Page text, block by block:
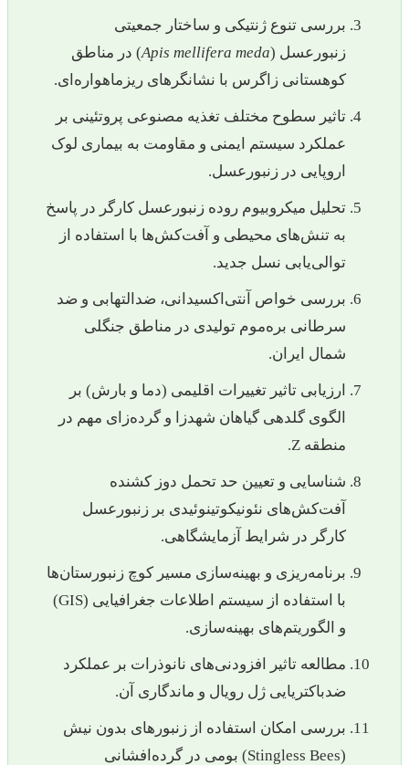
بررسی تنوع ژنتیکی و ساختار جمعیتی
زنبورعسل (Apis mellifera meda) در مناطق
کوهستانی زاگرس با نشانگرهای ریزماهواره‌ای.
تاثیر سطوح مختلف تغذیه مصنوعی پروتئینی بر
عملکرد سیستم ایمنی و مقاومت به بیماری لوک
اروپایی در زنبورعسل.
تحلیل میکروبیوم روده زنبورعسل کارگر در پاسخ
به تنش‌های محیطی و آفت‌کش‌ها با استفاده از
توالی‌یابی نسل جدید.
بررسی خواص آنتی‌اکسیدانی، ضدالتهابی و ضد
سرطانی بره‌موم تولیدی در مناطق جنگلی
شمال ایران.
ارزیابی تاثیر تغییرات اقلیمی (دما و بارش) بر
الگوی گلدهی گیاهان شهدزا و گرده‌زای مهم در
منطقه Z.
شناسایی و تعیین حد تحمل دوز کشنده
آفت‌کش‌های نئونیکوتینوئیدی بر زنبورعسل
کارگر در شرایط آزمایشگاهی.
برنامه‌ریزی و بهینه‌سازی مسیر کوچ زنبورستان‌ها
با استفاده از سیستم اطلاعات جغرافیایی (GIS)
و الگوریتم‌های بهینه‌سازی.
مطالعه تاثیر افزودنی‌های نانوذرات بر عملکرد
ضدباکتریایی ژل رویال و ماندگاری آن.
بررسی امکان استفاده از زنبورهای بدون نیش
(Stingless Bees) بومی در گرده‌افشانی